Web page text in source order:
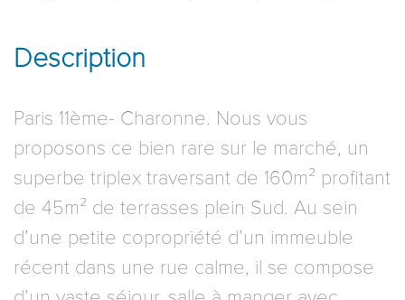
Description
Paris 11ème- Charonne. Nous vous
proposons ce bien rare sur le marché, un
superbe triplex traversant de 160m² profitant
de 45m² de terrasses plein Sud. Au sein
d’une petite copropriété d’un immeuble
récent dans une rue calme, il se compose